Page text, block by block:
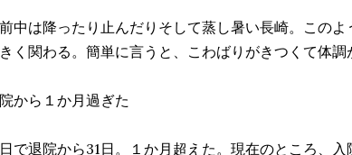
中は降ったり止んだりそして蒸し暑い長崎。この
く関わる。簡単に言うと、こわばりがきつくて体調
から１か月過ぎた
で退院から31日。１か月超えた。現在のところ、